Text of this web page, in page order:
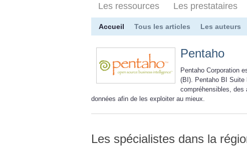
Les ressources Les prestataires
Accueil Tous les articles Les auteurs
Pentaho
Pentaho Corporation
(BI). Pentaho BI Suite
compréhensibles, des
données afin de les exploiter au mieux.
Les spécialistes dans la